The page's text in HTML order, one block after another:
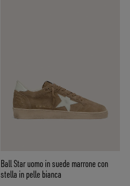
Ball Star uomo in suede marrone con
stella in pelle bianca